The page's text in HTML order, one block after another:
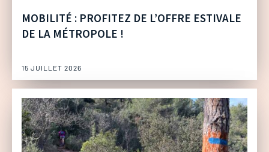
MOBILITÉ : PROFITEZ DE L’OFFRE ESTIVALE
DE LA MÉTROPOLE !
15 JUILLET 2026